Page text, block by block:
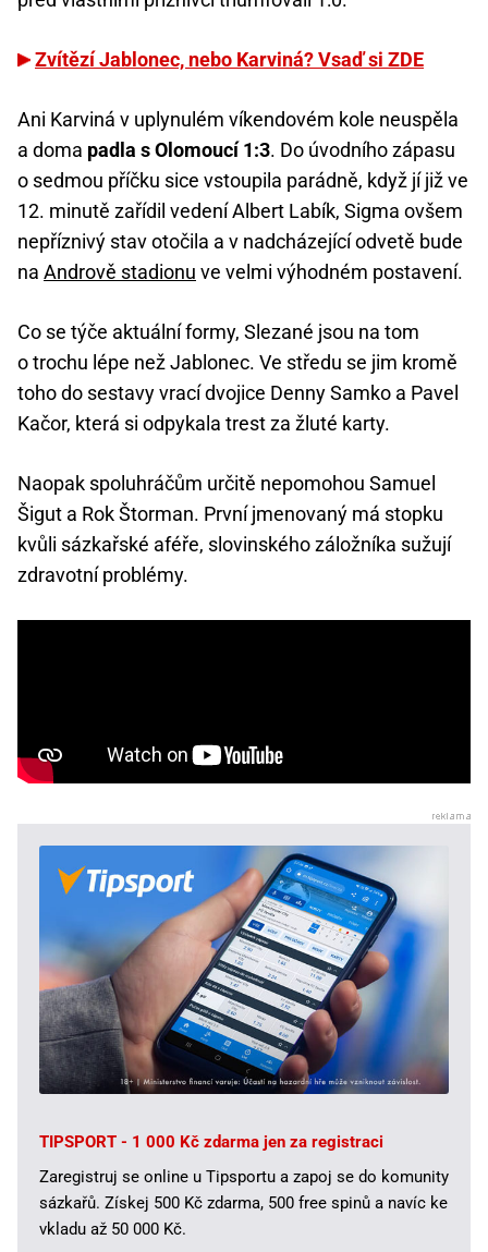
Zvítězí Jablonec, nebo Karviná? Vsaď si ZDE
Ani Karviná v uplynulém víkendovém kole neuspěla
a doma padla s Olomoucí 1:3. Do úvodního zápasu
o sedmou příčku sice vstoupila parádně, když jí již ve
12. minutě zařídil vedení Albert Labík, Sigma ovšem
nepříznivý stav otočila a v nadcházející odvetě bude
na Andrově stadionu ve velmi výhodném postavení.
Co se týče aktuální formy, Slezané jsou na tom
o trochu lépe než Jablonec. Ve středu se jim kromě
toho do sestavy vrací dvojice Denny Samko a Pavel
Kačor, která si odpykala trest za žluté karty.
Naopak spoluhráčům určitě nepomohou Samuel
Šigut a Rok Štorman. První jmenovaný má stopku
kvůli sázkařské aféře, slovinského záložníka sužují
zdravotní problémy.
TIPSPORT - 1 000 Kč zdarma jen za registraci
Zaregistruj se online u Tipsportu a zapoj se do komunity
sázkařů. Získej 500 Kč zdarma, 500 free spinů a navíc ke
vkladu až 50 000 Kč.